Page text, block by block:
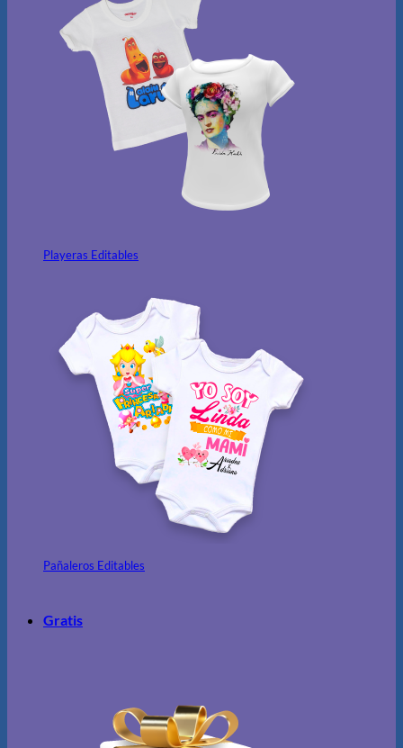
Playeras Editables
Pañaleros Editables
Gratis